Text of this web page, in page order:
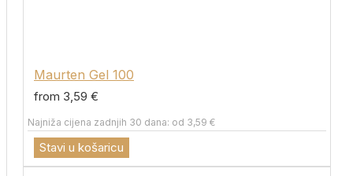
Maurten Gel 100
from 3,59 €
Najniža cijena zadnjih 30 dana: od 3,59 €
Stavi u košaricu